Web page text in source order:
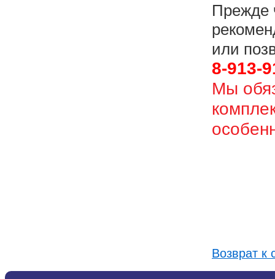
Прежде
или
8-913-
Мы
Возврат к